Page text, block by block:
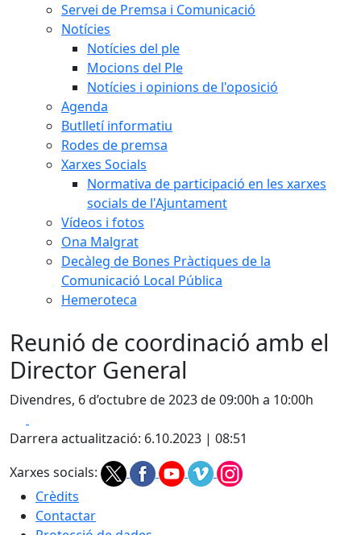
Servei de Premsa i Comunicació
Notícies
Notícies del ple
Mocions del Ple
Notícies i opinions de l'oposició
Agenda
Butlletí informatiu
Rodes de premsa
Xarxes Socials
Normativa de participació en les xarxes
socials de l'Ajuntament
Vídeos i fotos
Ona Malgrat
Decàleg de Bones Pràctiques de la
Comunicació Local Pública
Hemeroteca
Reunió de coordinació amb el
Director General
Divendres, 6 d’octubre de 2023 de 09:00h a 10:00h
Darrera actualització: 6.10.2023 | 08:51
Xarxes socials:
Crèdits
Contactar